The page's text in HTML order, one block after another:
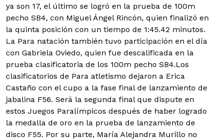
ya son 17, el último se logró en la prueba de 100m
pecho SB4, con Miguel Ángel Rincón, quien finalizó en
la quinta posición con un tiempo de 1:45.42 minutos.
La Para natación también tuvo participación en el día
con Gabriela Oviedo, quien fue descalificada en la
prueba clasificatoria de los 100m pecho SB4.Los
clasificatorios de Para atletismo dejaron a Erica
Castaño con el cupo a la fase final de lanzamiento de
jabalina F56. Será la segunda final que dispute en
estos Juegos Paralímpicos después de haber logrado
la medalla de oro en la prueba de lanzamiento de
disco F55. Por su parte, María Alejandra Murillo no